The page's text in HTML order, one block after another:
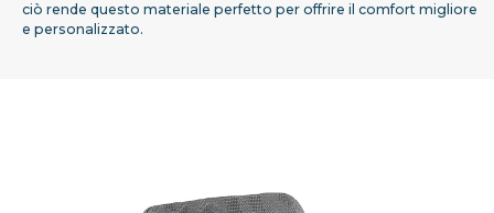
ciò rende questo materiale perfetto per offrire il comfort migliore
e personalizzato.